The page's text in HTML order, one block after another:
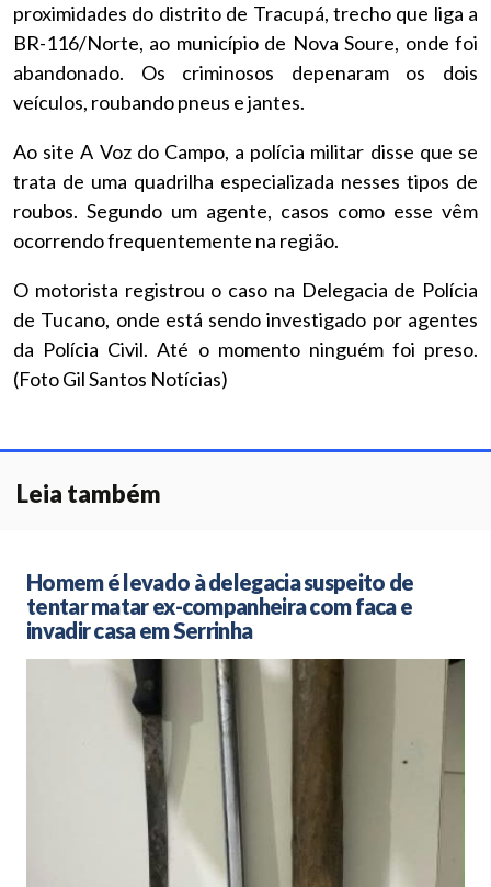
proximidades do distrito de Tracupá, trecho que liga a
BR-116/Norte, ao município de Nova Soure, onde foi
abandonado. Os criminosos depenaram os dois
veículos, roubando pneus e jantes.
Ao site A Voz do Campo, a polícia militar disse que se
trata de uma quadrilha especializada nesses tipos de
roubos. Segundo um agente, casos como esse vêm
ocorrendo frequentemente na região.
O motorista registrou o caso na Delegacia de Polícia
de Tucano, onde está sendo investigado por agentes
da Polícia Civil. Até o momento ninguém foi preso.
(Foto Gil Santos Notícias)
Leia também
Homem é levado à delegacia suspeito de
tentar matar ex-companheira com faca e
invadir casa em Serrinha